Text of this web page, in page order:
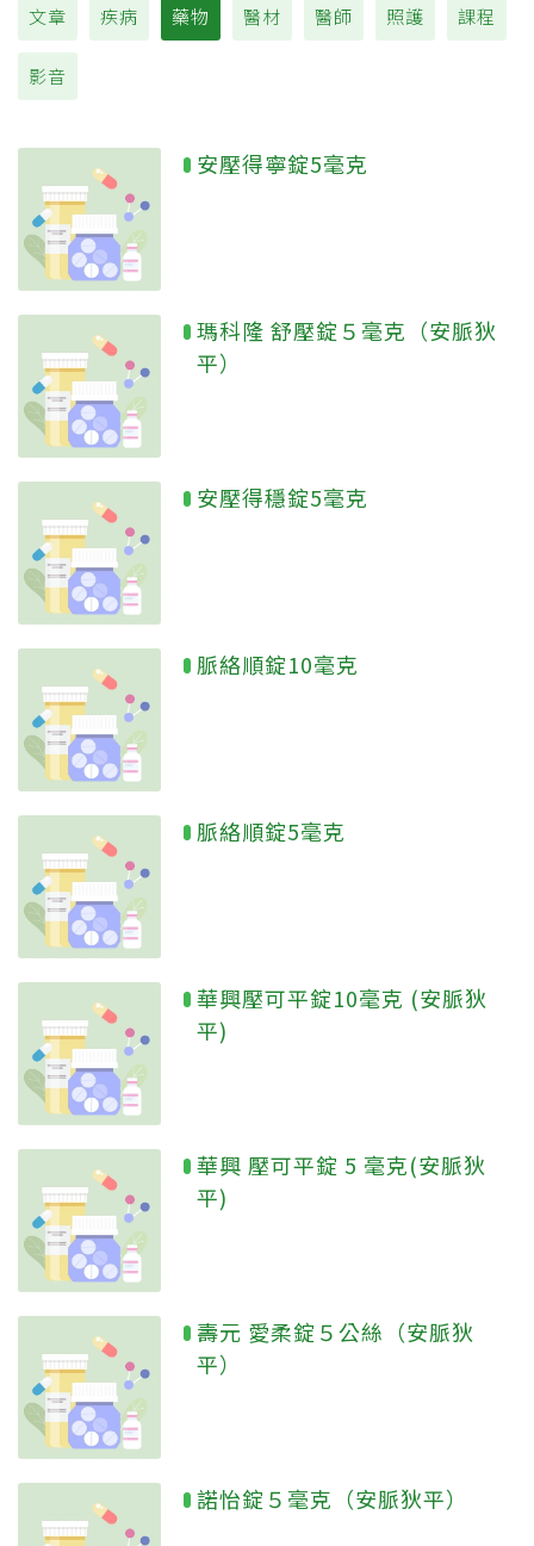
文章 疾病 藥物 醫材 醫師 照護 課程
影音
安壓得寧錠5毫克
瑪科隆 舒壓錠５毫克（安脈狄
平）
安壓得穩錠5毫克
脈絡順錠10毫克
脈絡順錠5毫克
華興壓可平錠10毫克 (安脈狄
平)
華興 壓可平錠 5 毫克(安脈狄
平)
壽元 愛柔錠５公絲（安脈狄
平）
諾怡錠５毫克（安脈狄平）